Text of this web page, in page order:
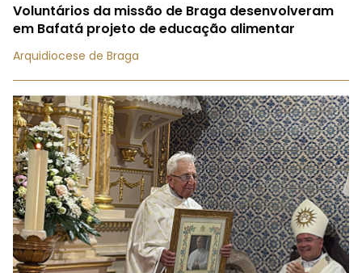
Voluntários da missão de Braga desenvolveram
em Bafatá projeto de educação alimentar
Arquidiocese de Braga